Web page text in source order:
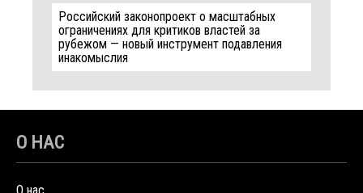
Российский законопроект о масштабных
ограничениях для критиков властей за
рубежом — новый инструмент подавления
инакомыслия
О НАС